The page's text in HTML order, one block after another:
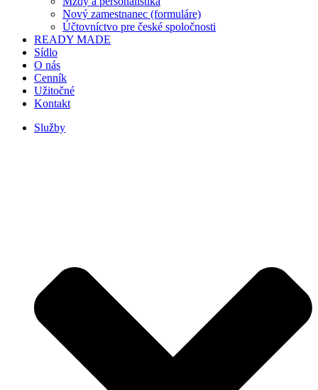
Nový zamestnanec (formuláre)
Účtovníctvo pre české spoločnosti
READY MADE
Sídlo
O nás
Cenník
Užitočné
Kontakt
Služby